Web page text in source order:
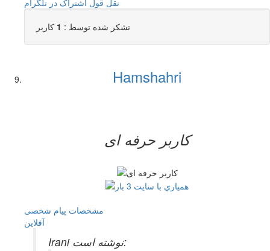
تشکر شده توسط : 1 کاربر
Hamshahri
کاربر حرفه ای
مشخصات پیام شخصی
آفلاين
Irani نوشته است: